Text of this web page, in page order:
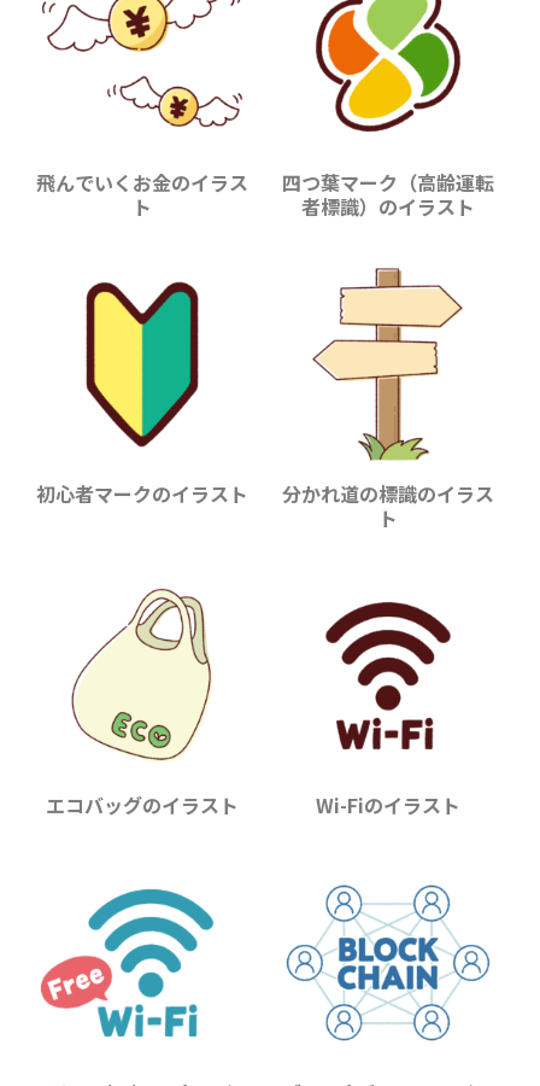
飛んでいくお金のイラス
ト
四つ葉マーク（高齢運転
者標識）のイラスト
初心者マークのイラスト
分かれ道の標識のイラス
ト
エコバッグのイラスト Wi-Fiのイラスト